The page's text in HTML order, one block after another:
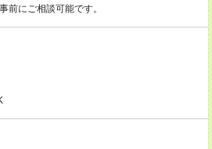
前にご相談可能です。